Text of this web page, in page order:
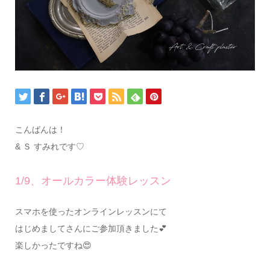
こんばんは！
& Ｓ すみれです♡
1/9、オールカラー体験レッスン
スマホを使ったオンラインレッスンにて
はじめましてさんにご参加頂きました💕
楽しかったですね😍